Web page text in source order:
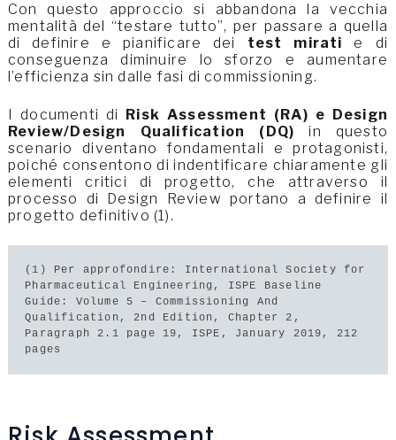
Con questo approccio si abbandona la vecchia
mentalità del “testare tutto”, per passare a quella
di definire e pianificare dei test mirati e di
conseguenza diminuire lo sforzo e aumentare
l’efficienza sin dalle fasi di commissioning.
I documenti di Risk Assessment (RA) e Design
Review/Design Qualification (DQ) in questo
scenario diventano fondamentali e protagonisti,
poiché consentono di indentificare chiaramente gli
elementi critici di progetto, che attraverso il
processo di Design Review portano a definire il
progetto definitivo (1).
(1) Per approfondire: International Society for
Pharmaceutical Engineering, ISPE Baseline
Guide: Volume 5 – Commissioning And
Qualification, 2nd Edition, Chapter 2,
Paragraph 2.1 page 19, ISPE, January 2019, 212
pages